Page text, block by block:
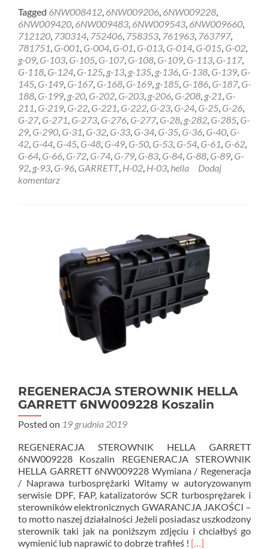
about
REGENERACJA
STEROWNIK
HELLA
GARRETT
6NW009228
Szczecin
Tagged 6NW008412, 6NW009206, 6NW009228,
6NW009420, 6NW009483, 6NW009543, 6NW009660,
712120, 730314, 752406, 758353, 761963, 763797,
781751, G-001, G-004, G-01, G-013, G-014, G-015, G-02,
g-09, G-103, G-105, G-107, G-108, G-109, G-113, G-117,
G-118, G-124, G-125, g-13, g-135, g-136, G-138, G-139, G-
145, G-149, G-167, G-168, G-169, g-185, G-186, G-187, G-
188, G-199, g-20, G-202, G-203, g-206, G-208, g-21, G-
211, G-219, G-22, G-221, G-222, G-23, G-24, G-25, G-26,
G-27, G-271, G-273, G-276, G-277, G-28, g-282, G-285, G-
29, G-290, G-31, G-32, G-33, G-34, G-35, G-36, G-40, G-
42, G-44, G-45, G-48, G-49, G-50, G-53, G-54, G-61, G-62,
G-64, G-66, G-72, G-74, G-79, G-83, G-84, G-88, G-89, G-
92, g-93, G-96, GARRETT, H-02, H-03, hella
Dodaj
komentarz
REGENERACJA STEROWNIK HELLA
GARRETT 6NW009228 Koszalin
Posted on 19 grudnia 2019
REGENERACJA STEROWNIK HELLA GARRETT
6NW009228 Koszalin REGENERACJA STEROWNIK
HELLA GARRETT 6NW009228 Wymiana / Regeneracja
/ Naprawa turbosprężarki Witamy w autoryzowanym
serwisie DPF, FAP, katalizatorów SCR turbosprężarek i
sterowników elektronicznych GWARANCJA JAKOŚCI –
to motto naszej działalności Jeżeli posiadasz uszkodzony
sterownik taki jak na poniższym zdjęciu i chciałbyś go
wymienić lub naprawić to dobrze trafiłeś ! Read
[…]